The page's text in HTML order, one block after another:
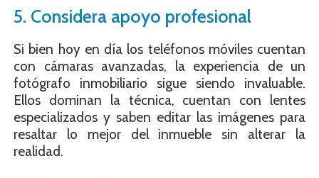
5. Considera apoyo profesional
Si bien hoy en día los teléfonos móviles cuentan
con cámaras avanzadas, la experiencia de un
fotógrafo inmobiliario sigue siendo invaluable.
Ellos dominan la técnica, cuentan con lentes
especializados y saben editar las imágenes para
resaltar lo mejor del inmueble sin alterar la
realidad.